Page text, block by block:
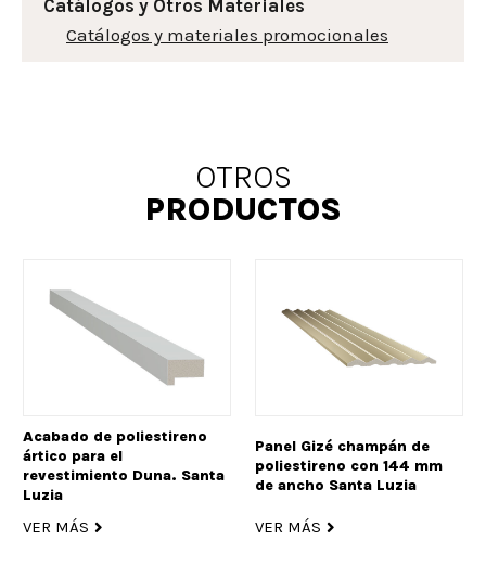
Catálogos y Otros Materiales
Catálogos y materiales promocionales
OTROS
PRODUCTOS
Acabado de poliestireno
ártico para el
revestimiento Duna. Santa
Luzia
VER MÁS
Panel Gizé champán de
poliestireno con 144 mm
de ancho Santa Luzia
VER MÁS